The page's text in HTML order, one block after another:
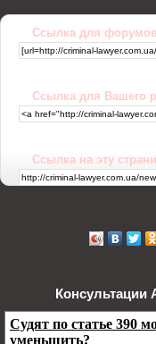
Ссылка для
Ссылка для Вашего
Ссылка на эту
Консультации